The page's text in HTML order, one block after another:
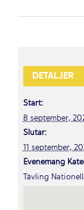
DETALJER
Start:
8 september,
Slutar:
11 september,
Evenemang
Tävling